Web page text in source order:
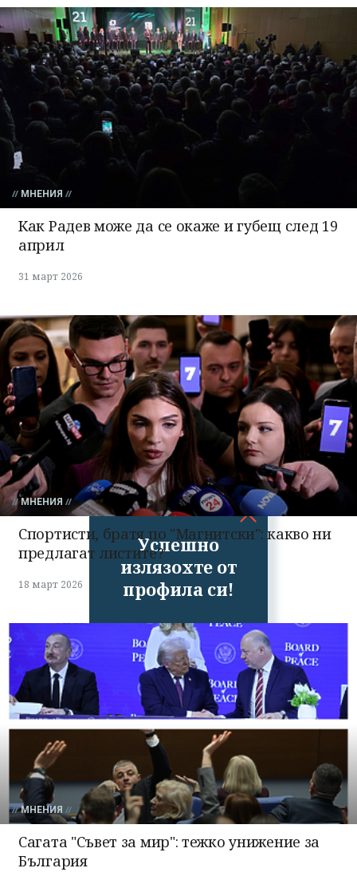
Успешно
излязохте от
профила си!
МНЕНИЯ
Как Радев може да се окаже и губещ след 19
април
31 март 2026
МНЕНИЯ
Спортисти, братя по "Магнитски": какво ни
предлагат листите?
18 март 2026
МНЕНИЯ
Сагата "Съвет за мир": тежко унижение за
България